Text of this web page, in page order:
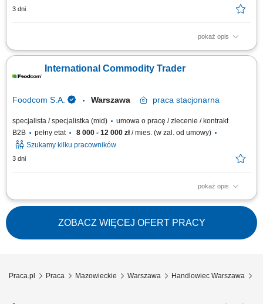
3 dni
pokaż opis
Opis stanowiska wyszukiwanie i analizowanie potencjalnych klientów
sprzedażowych oraz kwalifikowanie leadów dla zespołu handlowego,
International Commodity Trader
Foodcom S.A. Warszawa praca stacjonarna
specjalista / specjalistka (mid)
umowa o pracę / zlecenie / kontrakt
B2B
pełny etat 8 000 - 12 000 zł/ mies. (w zal. od umowy)
Szukamy kilku pracowników
3 dni
pokaż opis
Obowiązki: Nawiązywanie relacji handlowych z nowymi Klientami B2B na
podległych rynkach. Sprzedaż produktów
paszowych/spożywczych/chemii przemysłowej/FMCG klientom
specjalizującym się w branży produkcyjnej. Samodzielne prowadzenie
negocjacji handlowych. Nadzorowania procesu sprzedaży...
ZOBACZ WIĘCEJ OFERT PRACY
Praca.pl Praca Mazowieckie Warszawa Handlowiec Warszawa